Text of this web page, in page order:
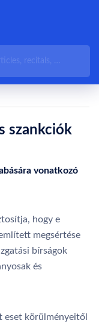
szankciók
vonatkozó
hogy e
megsértése
bírságok
és
eset körülményeitől